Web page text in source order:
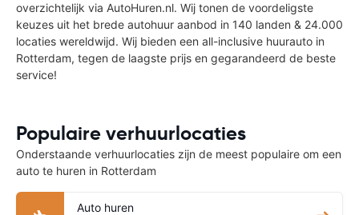
overzichtelijk via AutoHuren.nl. Wij tonen de voordeligste
keuzes uit het brede autohuur aanbod in 140 landen & 24.000
locaties wereldwijd. Wij bieden een all-inclusive huurauto in
Rotterdam, tegen de laagste prijs en gegarandeerd de beste
service!
Populaire verhuurlocaties
Onderstaande verhuurlocaties zijn de meest populaire om een
auto te huren in Rotterdam
Auto huren